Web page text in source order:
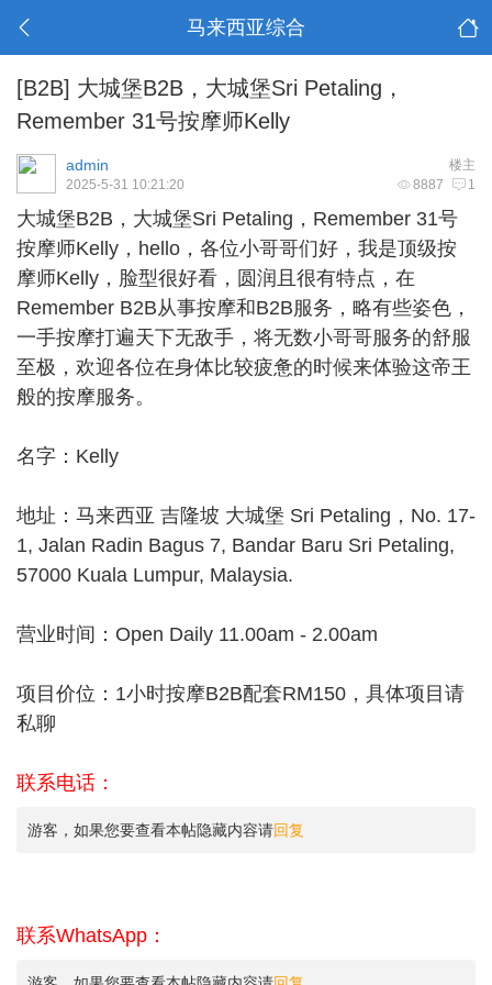
马来西亚综合
[B2B] 大城堡B2B，大城堡Sri Petaling，
Remember 31号按摩师Kelly
楼主
admin
8887 1
2025-5-31 10:21:20
大城堡B2B ，大城堡Sri Petaling，Remember 31号
按摩师Kelly，hello，各位小哥哥们好，我是顶级按
摩师Kelly，脸型很好看，圆润且很有特点，在
Remember B2B从事按摩和B2B服务，略有些姿色，
一手按摩打遍天下无敌手，将无数小哥哥服务的舒服
至极，欢迎各位在身体比较疲惫的时候来体验这帝王
般的按摩服务。
名字：Kelly
地址：马来西亚 吉隆坡 大城堡 Sri Petaling，No. 17-
1, Jalan Radin Bagus 7, Bandar Baru Sri Petaling,
57000 Kuala Lumpur, Malaysia.
营业时间：Open Daily 11.00am - 2.00am
项目价位：1小时按摩B2B配套RM150，具体项目请
私聊
联系电话：
游客，如果您要查看本帖隐藏内容请回复
联系WhatsApp：